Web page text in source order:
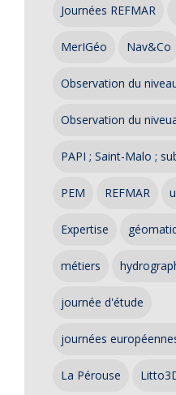
Journées REFMAR
MerIGéo Nav&Co
Observation du
Observation du
PAPI ; Saint-Malo ;
PEM REFMAR
Expertise
métiers
journée d'étude
journées
La Pérouse